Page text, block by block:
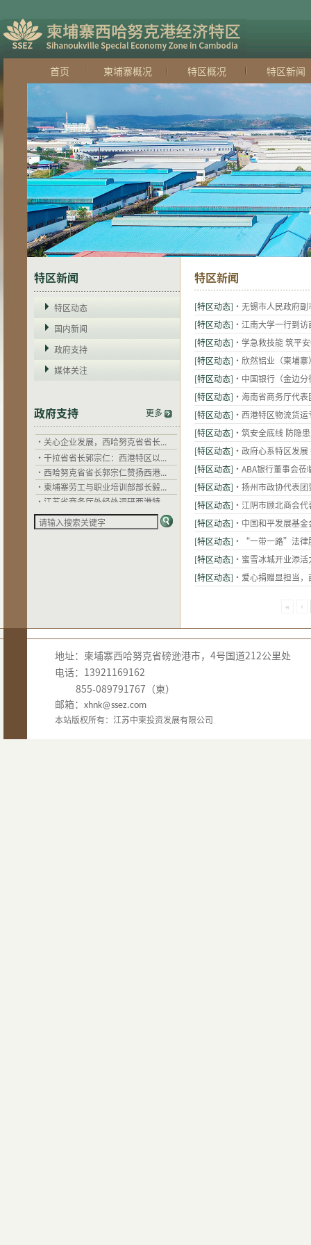
首页 柬埔寨概况 特区概况 特区新闻
特区新闻
特区动态
国内新闻
政府支持
媒体关注
政府支持 更多
干拉省省长郭宗仁：西港特区以...
柬埔寨劳工与职业培训部部长毅...
·江苏省住建厅希望以西港特区为...
·关心企业发展，西哈努克省省长...
·干拉省省长郭宗仁：西港特区以...
·西哈努克省省长郭宗仁赞扬西港...
·柬埔寨劳工与职业培训部部长毅...
·江苏省商务厅外经处调研西港特...
·江苏省住建厅希望以西港特区为...
特区新闻
[特区动态] ·无锡市人民政府副
[特区动态] ·江南大学一行到访
[特区动态] ·学急救技能 筑平
[特区动态] ·欣然铝业（柬埔
[特区动态] ·中国银行（金边
[特区动态] ·海南省商务厅代
[特区动态] ·西港特区物流货
[特区动态] ·筑安全底线 防隐
[特区动态] ·政府心系特区发
[特区动态] ·ABA银行董事会莅
[特区动态] ·扬州市政协代表团
[特区动态] ·江阴市顾北商会
[特区动态] ·中国和平发展基
[特区动态] ·“一带一路”法律
[特区动态] ·蜜雪冰城开业添
[特区动态] ·爱心捐赠显担当
« ‹
地址：柬埔寨西哈努克省磅逊港市，4号国道212公里处
电话：13921169162
855-089791767（柬）
邮箱： xhnk@ssez.com
本站版权所有：江苏中柬投资发展有限公司